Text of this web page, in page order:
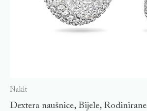
Nakit
Dextera naušnice, Bijele, Rodinirane